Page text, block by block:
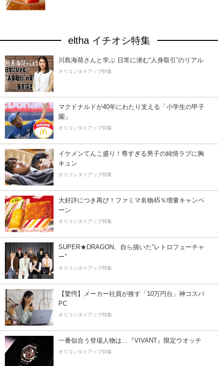
eltha イチオシ特集
川島海荷さんと学ぶ 日常に潜む“人身取引”のリアル
オリコンタイアップ特集
マクドナルドが40年にわたり支える「小学生の甲子
園」
オリコンタイアップ特集
イケメンてんこ盛り！尊すぎる男子の純情ラブに胸
キュン
オリコンタイアップ特集
大好評につき再び！ファミマ名物45％増量キャンペ
ーン
オリコンタイアップ特集
SUPER★DRAGON、自ら描いた”レトロフューチャ
ー”
オリコンタイアップ特集
【驚愕】メーカー社員が推す「10万円台」神コスパ
PC
オリコンタイアップ特集
一番似合う登場人物は…『VIVANT』限定ウオッチ
オリコンタイアップ特集